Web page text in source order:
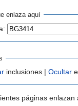
enlaza aquí
inclusiones | Ocultar
páginas enlazan